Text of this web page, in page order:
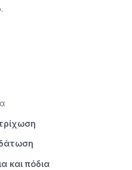
και πόδια